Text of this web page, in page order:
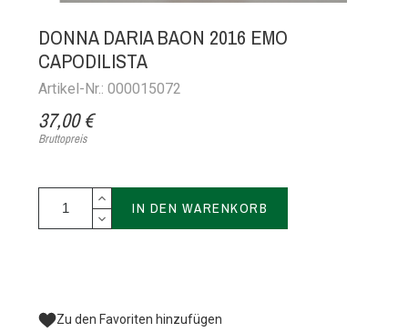
DONNA DARIA BAON 2016 EMO
CAPODILISTA
Artikel-Nr.: 000015072
37,00 €
Bruttopreis
IN DEN WARENKORB
Zu den Favoriten hinzufügen